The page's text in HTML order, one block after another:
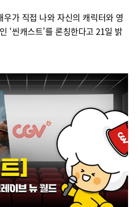
우가 직접 나와 자신의 캐릭터와 영
‘씬캐스트’를 론칭한다고 21일 밝